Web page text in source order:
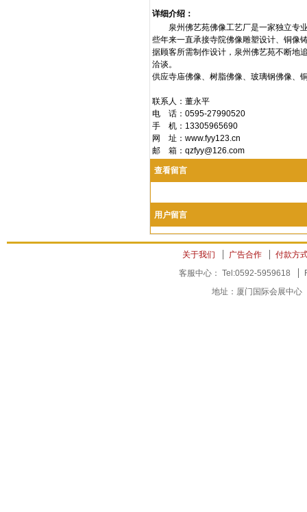
详细介绍：
泉州佛艺苑佛像工艺厂是一家独立专业
些年来一直承接寺院佛像雕塑设计、铜像
据顾客所需制作设计，泉州佛艺苑不断地
洽谈。
供应寺庙佛像、树脂佛像、玻璃钢佛像、
联系人：董永平
电 话：0595-27990520
手 机：13305965690
网 址：www.fyy123.cn
邮 箱： qzfyy@126.com
查看留言
用户留言
关于我们 广告合作
付款方
客服中心： Tel:0592-5959618
地址：厦门国际会展中心